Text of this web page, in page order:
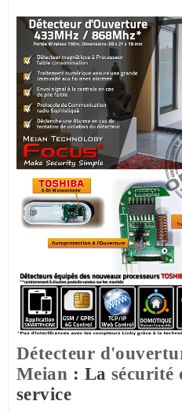
Détecteur
Meian : La sécurité
service